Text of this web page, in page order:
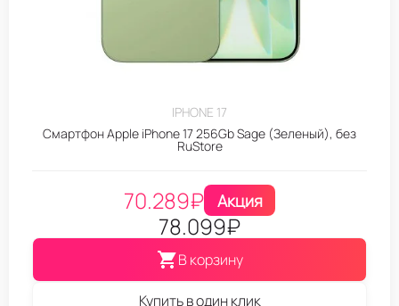
IPHONE 17
Смартфон Apple iPhone 17 256Gb Sage (Зеленый), без
RuStore
70.289₽ Акция
78.099₽
В корзину
Купить в один клик